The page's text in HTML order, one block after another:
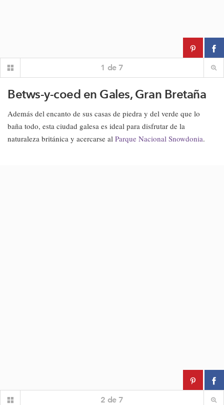
1 de 7
Betws-y-coed en Gales, Gran Bretaña
Además del encanto de sus casas de piedra y del verde que lo
baña todo, esta ciudad galesa es ideal para disfrutar de la
naturaleza británica y acercarse al Parque Nacional Snowdonia.
2 de 7